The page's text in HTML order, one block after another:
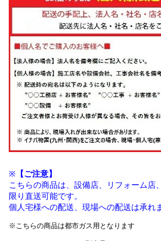
※ 【ご注意】
こちらの商品は、設備店、リフォーム店
限り直送可能です。
個人宅様への配送、現場への配送は承れ
※こちらの商品は都市ガス用となります